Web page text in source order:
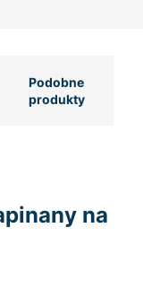
Podobne
produkty
na